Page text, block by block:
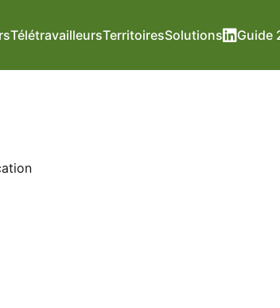
TélétravailleursTerritoiresSolutions Guide